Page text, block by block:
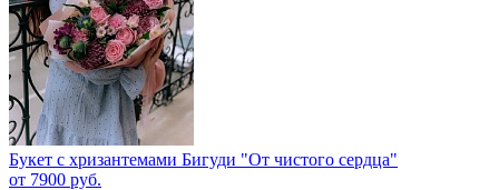
Букет с хризантемами Бигуди "От чистого сердца"
от 7900 руб.